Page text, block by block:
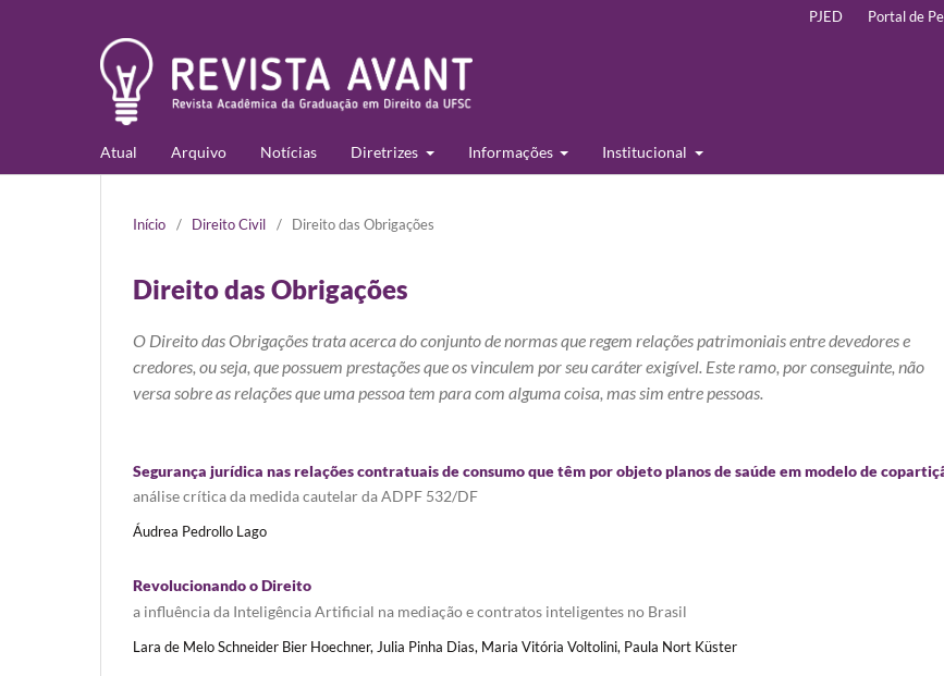
Atual Arquivo Notícias Diretrizes Informações Institucional
PJED Portal de
Início / Direito Civil / Direito das Obrigações
Direito das Obrigações
O Direito das Obrigações trata acerca do conjunto de normas que regem relações patrimoniais entre devedores e
credores, ou seja, que possuem prestações que os vinculem por seu caráter exigível. Este ramo, por conseguinte, não
versa sobre as relações que uma pessoa tem para com alguma coisa, mas sim entre pessoas.
Segurança jurídica nas relações contratuais de consumo que têm por objeto planos de saúde em modelo de
análise crítica da medida cautelar da ADPF 532/DF
Áudrea Pedrollo Lago
Revolucionando o Direito
a influência da Inteligência Artificial na mediação e contratos inteligentes no Brasil
Lara de Melo Schneider Bier Hoechner, Julia Pinha Dias, Maria Vitória Voltolini, Paula Nort Küster